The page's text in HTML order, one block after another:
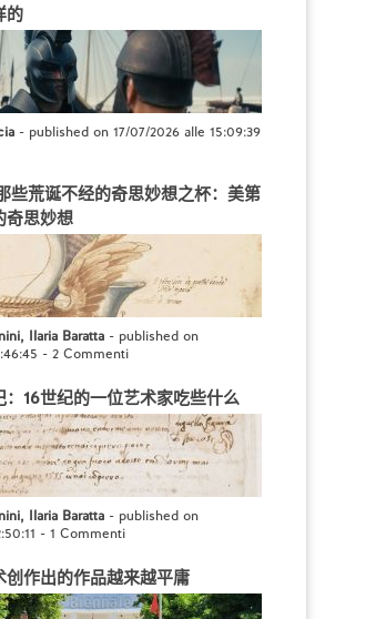
的
- published on 17/07/2026 alle 15:09:39
些荒诞不经的奇思妙想之杯：美第
奇思妙想
Ilaria Baratta - published on
- 2 Commenti
16世纪的一位艺术家吃些什么
Ilaria Baratta - published on
- 1 Commenti
创作出的作品越来越平庸